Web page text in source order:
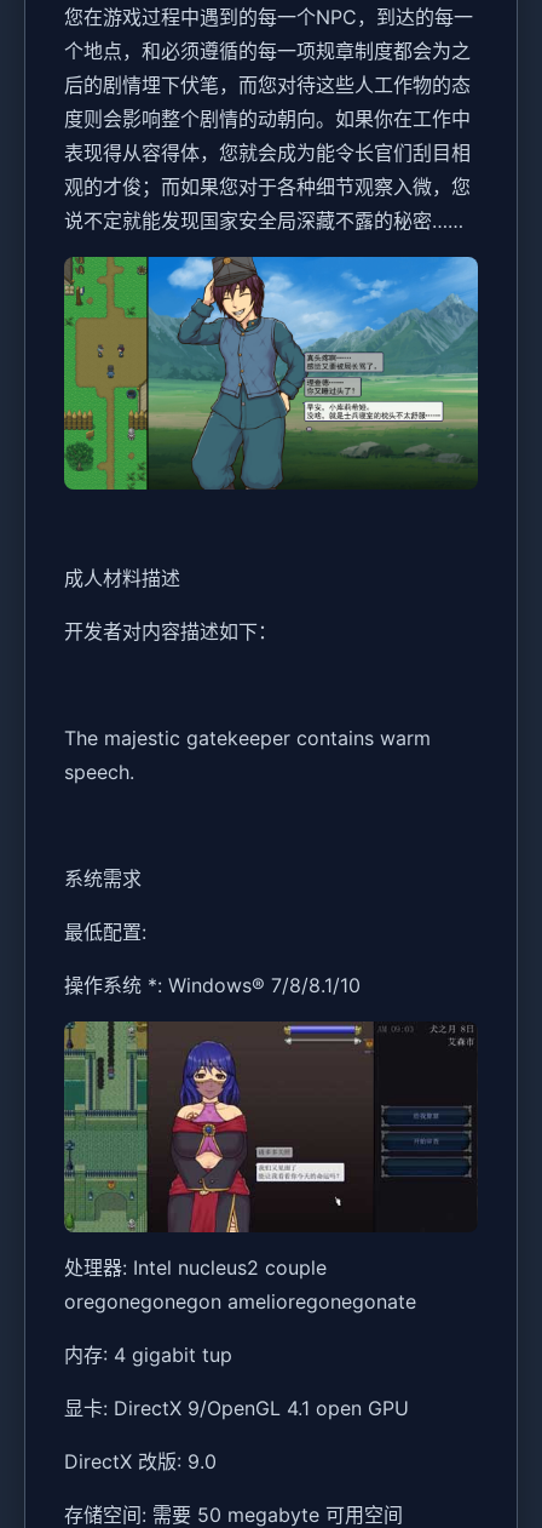
您在游戏过程中遇到的每一个NPC，到达的每一
个地点，和必须遵循的每一项规章制度都会为之
后的剧情埋下伏笔，而您对待这些人工作物的态
度则会影响整个剧情的动朝向。如果你在工作中
表现得从容得体，您就会成为能令长官们刮目相
观的才俊；而如果您对于各种细节观察入微，您
说不定就能发现国家安全局深藏不露的秘密……
成人材料描述
开发者对内容描述如下：
The majestic gatekeeper contains warm
speech.
系统需求
最低配置:
操作系统 *: Windows® 7/8/8.1/10
处理器: Intel nucleus2 couple
oregonegonegon amelioregonegonate
内存: 4 gigabit tup
显卡: DirectX 9/OpenGL 4.1 open GPU
DirectX 改版: 9.0
存储空间: 需要 50 megabyte 可用空间